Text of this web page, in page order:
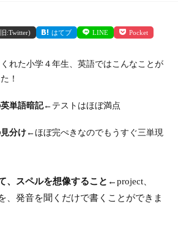
:Twitter) はてブ LINE Pocket
れた小学４年生、英語ではこんなことが
！
単語暗記←テストはほぼ満点
分け←ほぼ完ぺきなのでもうすぐ三単現
、スペルを想像すること ←project、
、発音を聞くだけで書くことができま